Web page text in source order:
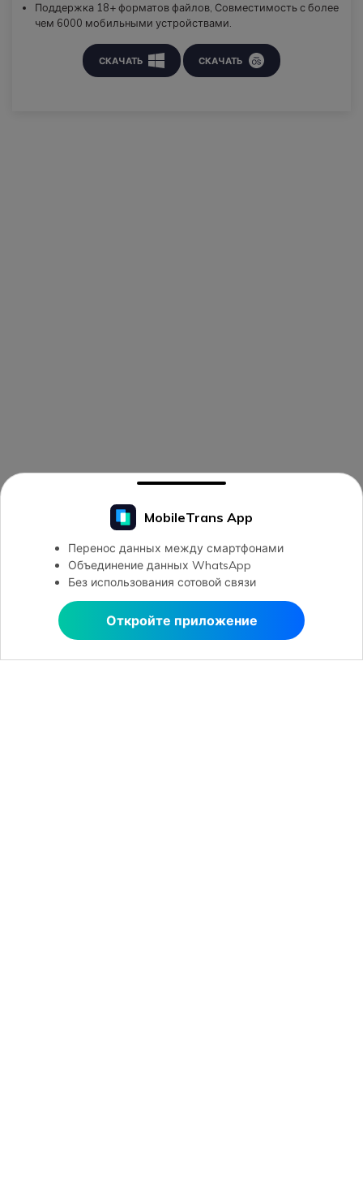
Открыть в MobileTrans
MobileTrans App
Перенос данных между смартфонами
Объединение данных WhatsApp
Без использования сотовой связи
Откройте приложение
Поддержка 18+ форматов файлов, Совместимость с более
чем 6000 мобильными устройствами.
СКАЧАТЬ СКАЧАТЬ